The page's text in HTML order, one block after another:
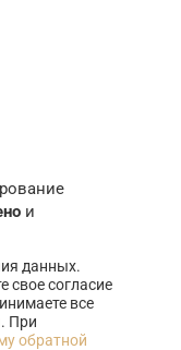
и
данных.
свое согласие
все
. При
обратной